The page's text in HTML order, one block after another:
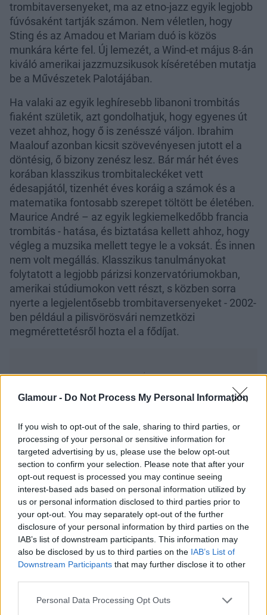
Glamour - Do Not Process My Personal Information
If you wish to opt-out of the sale, sharing to third parties, or
processing of your personal or sensitive information for
targeted advertising by us, please use the below opt-out
section to confirm your selection. Please note that after your
opt-out request is processed you may continue seeing
interest-based ads based on personal information utilized by
us or personal information disclosed to third parties prior to
your opt-out. You may separately opt-out of the further
disclosure of your personal information by third parties on the
IAB’s list of downstream participants. This information may
also be disclosed by us to third parties on the IAB’s List of
Downstream Participants that may further disclose it to other
Please note that this website/app uses one or more Google
Personal Data Processing Opt Outs
trombitaversenyeket, ma az etno-jazz egyik legjobb
fúvósaként tartják számon. Nem véletlen, hogy
Sting és az Amadou et Mariam duó is közös
munkára kérte fel. Új lemezét, a Wind-et május 8-án
kiváló amerikai jazzmuzsikusok kíséretében mutatja
be a Művészetek Palotájában.
Ha valaki az egyik leghíresebb libanoni trombitás
fiaként születik, azt gondolhatjuk, hogy egyenes út
vezet ahhoz, hogy ő is zenésszé váljon. Ibrahim
Maalouf azonban kicsit szövevényesen jutott el a
döntésig, ő bizony zenész lesz. Bár már hét éves
korában klasszikus trombitaleckéket vett
édesapjától, tizenhét éves koráig a számok és a
matematika fontosabb szerepet töltött be életében.
Maurice André – az egyik legkiemelkedőbb francia
trombitás - hatása, és biztatása kellett ahhoz, hogy
végleg a muzsika mellett tegye le a voksát. És innen
nem volt megállás. Klasszikus tanulmányokat
folytatott a legjobb párizsi konzervatóriumokban,
amerikai stúdiumokon vett részt, s közben sorra
nyerte a legjelentősebb trombitaversenyeket - 2002-
ben például a pilisvörösvári nemzetközi
megmérettetésről hozta el a fődíjat.